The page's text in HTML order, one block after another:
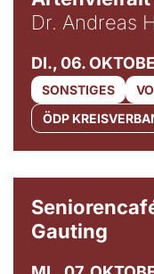
Dr. Andreas
DI., 06.
SONSTIGES
ÖDP
Gauting